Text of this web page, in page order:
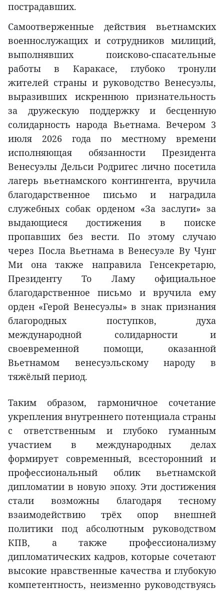
пострадавших.
Самоотверженные действия вьетнамских
военнослужащих и сотрудников милиций,
выполнявших поисково-спасательные
работы в Каракасе, глубоко тронули
жителей страны и руководство Венесуэлы,
выразивших искреннюю признательность
за дружескую поддержку и бесценную
солидарность народа Вьетнама. Вечером 3
июля 2026 года по местному времени
исполняющая обязанности Президента
Венесуэлы Дельси Родригес лично посетила
лагерь вьетнамского контингента, вручила
благодарственное письмо и наградила
служебных собак орденом «За заслуги» за
выдающиеся достижения в поиске
пропавших без вести. По этому случаю
через Посла Вьетнама в Венесуэле Ву Чунг
Ми она также направила Генсекретарю,
Президенту То Ламу официальное
благодарственное письмо и вручила ему
орден «Герой Венесуэлы» в знак признания
благородных поступков, духа
международной солидарности и
своевременной помощи, оказанной
Вьетнамом венесуэльскому народу в
тяжёлый период.
Таким образом, гармоничное сочетание
укрепления внутреннего потенциала страны
с ответственным и глубоко гуманным
участием в международных делах
формирует современный, всесторонний и
профессиональный облик вьетнамской
дипломатии в новую эпоху. Эти достижения
стали возможны благодаря тесному
взаимодействию трёх опор внешней
политики под абсолютным руководством
КПВ, а также профессионализму
дипломатических кадров, которые сочетают
высокие нравственные качества и глубокую
компетентность, неизменно руководствуясь